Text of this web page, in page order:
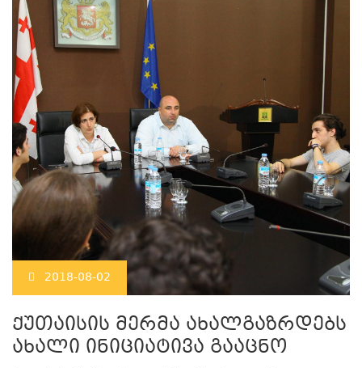
2018-08-02
ქუთაისის მერმა ახალგაზრდებს
ახალი ინიციატივა გააცნო